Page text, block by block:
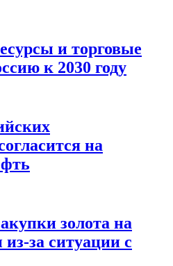
и торговые
к 2030 году
на
золота на
за ситуации с